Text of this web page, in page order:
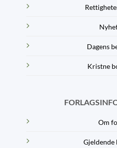
Dagens
Kristne
Om
Gjeldende